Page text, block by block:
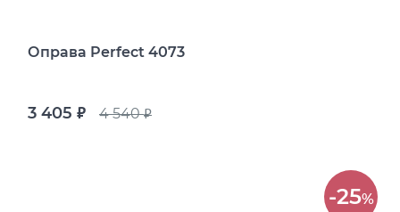
Оправа Perfect 4073
3 405 руб. 4 540руб.
-25%